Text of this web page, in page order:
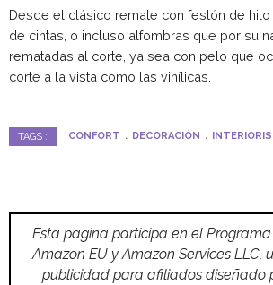
Desde el clásico remate con festón de
de cintas, o incluso alfombras que por su
rematadas al corte, ya sea con pelo que
corte a la vista como las vinílicas.
TAGS : CONFORT DECORACIÓN
Esta pagina participa en el
Amazon EU y Amazon Services LLC,
publicidad para afiliados diseñado